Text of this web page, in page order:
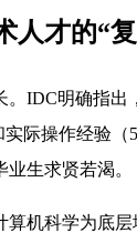
人才的“
IDC明确指
际操作经验
生求贤若渴。
算机科学为底